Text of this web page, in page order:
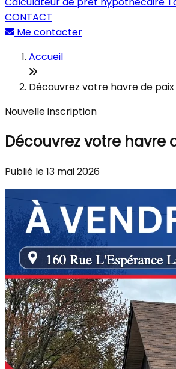
CONTACT
Me contacter
Accueil
Découvrez votre havre de
Nouvelle inscription
Découvrez votre
Publié le 13 mai 2026